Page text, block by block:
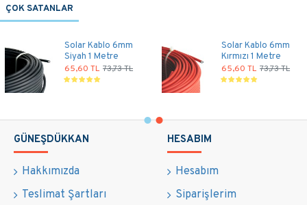
ÇOK SATANLAR
Solar Kablo 6mm
Siyah 1 Metre
65,60 TL 73,73 TL
Solar Kablo 6mm
Kırmızı 1 Metre
65,60 TL 73,73 TL
GÜNEŞDÜKKAN
Hakkımızda
Teslimat Şartları
HESABIM
Hesabım
Siparişlerim